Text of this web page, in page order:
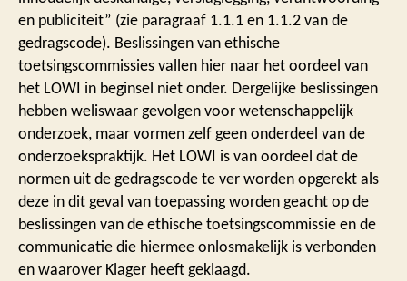
en publiciteit” (zie paragraaf 1.1.1 en 1.1.2 van de
gedragscode). Beslissingen van ethische
toetsingscommissies vallen hier naar het oordeel van
het LOWI in beginsel niet onder. Dergelijke beslissingen
hebben weliswaar gevolgen voor wetenschappelijk
onderzoek, maar vormen zelf geen onderdeel van de
onderzoekspraktijk. Het LOWI is van oordeel dat de
normen uit de gedragscode te ver worden opgerekt als
deze in dit geval van toepassing worden geacht op de
beslissingen van de ethische toetsingscommissie en de
communicatie die hiermee onlosmakelijk is verbonden
en waarover Klager heeft geklaagd.